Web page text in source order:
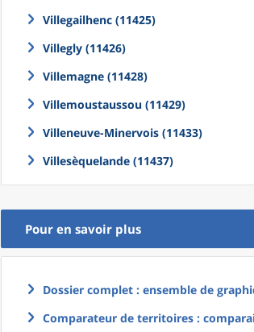
Villegailhenc (11425)
Villegly (11426)
Villemagne (11428)
Villemoustaussou (11429)
Villeneuve-Minervois (11433)
Villesèquelande (11437)
Pour en savoir plus
Dossier complet : ensemble de
Comparateur de territoires :